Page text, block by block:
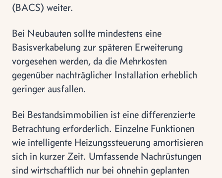
(BACS) weiter.
Bei Neubauten sollte mindestens eine
Basisverkabelung zur späteren Erweiterung
vorgesehen werden, da die Mehrkosten
gegenüber nachträglicher Installation erheblich
geringer ausfallen.
Bei Bestandsimmobilien ist eine differenzierte
Betrachtung erforderlich. Einzelne Funktionen
wie intelligente Heizungssteuerung amortisieren
sich in kurzer Zeit. Umfassende Nachrüstungen
sind wirtschaftlich nur bei ohnehin geplanten